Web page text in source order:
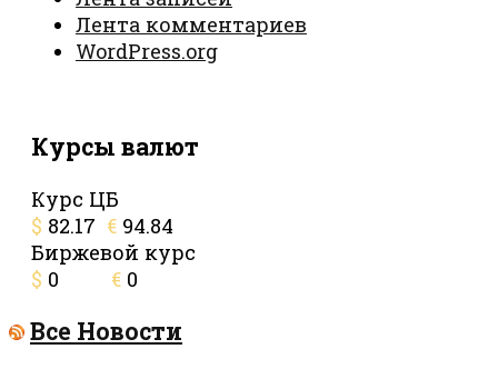
Лента комментариев
WordPress.org
Курсы валют
Курс ЦБ
$ 82.17 € 94.84
Биржевой курс
$ 0 € 0
Все Новости